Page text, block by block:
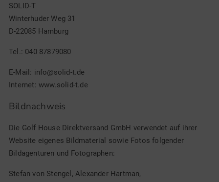
SOLID-T
Winterhuder Weg 31
D-22085 Hamburg
Tel.: 040 87879080
E-Mail: info@solid-t.de
Internet:www.solid-t.de
Bildnachweis
Die Golf House Direktversand GmbH verwendet auf ihrer
Website eigenes Bildmaterial sowie Fotos folgender
Bildagenturen und Fotographen:
Stefan von Stengel, Alexander Hartman,